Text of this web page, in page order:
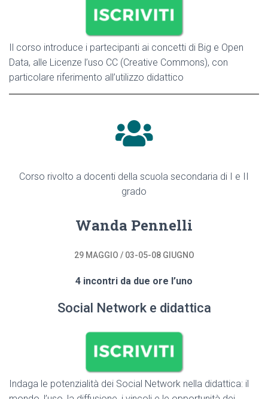
Il corso introduce i partecipanti ai concetti di Big e Open
Data, alle Licenze l’uso CC (Creative Commons), con
particolare riferimento all’utilizzo didattico
Corso rivolto a docenti della scuola secondaria di I e II
grado
Wanda Pennelli
29 MAGGIO / 03-05-08 GIUGNO
4 incontri da due ore l’uno
Social Network e didattica
Indaga le potenzialità dei Social Network nella didattica: il